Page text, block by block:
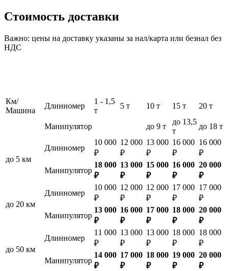
Стоимость доставки
Важно: цены на доставку указаны за нал/карта или безнал без
НДС
Км/
Машина
Длинномер
1 - 1,5
т
5 т 10 т 15 т 20 т
Манипулятор до 9 т
до 13,5
т
до 18 т
до 5 км
Длинномер
10 000
₽
12 000
₽
13 000
₽
16 000
₽
16 000
₽
Манипулятор
18 000
₽
13 000
₽
15 000
₽
16 000
₽
20 000
₽
до 20 км
Длинномер
10 000
₽
12 000
₽
12 000
₽
17 000
₽
17 000
₽
Манипулятор
13 000
₽
16 000
₽
17 000
₽
18 000
₽
20 000
₽
до 50 км
Длинномер
11 000
₽
13 000
₽
13 000
₽
18 000
₽
18 000
₽
Манипулятор
14 000
₽
17 000
₽
18 000
₽
19 000
₽
20 000
₽